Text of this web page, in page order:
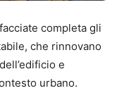
completa gli
che rinnovano
e
urbano.